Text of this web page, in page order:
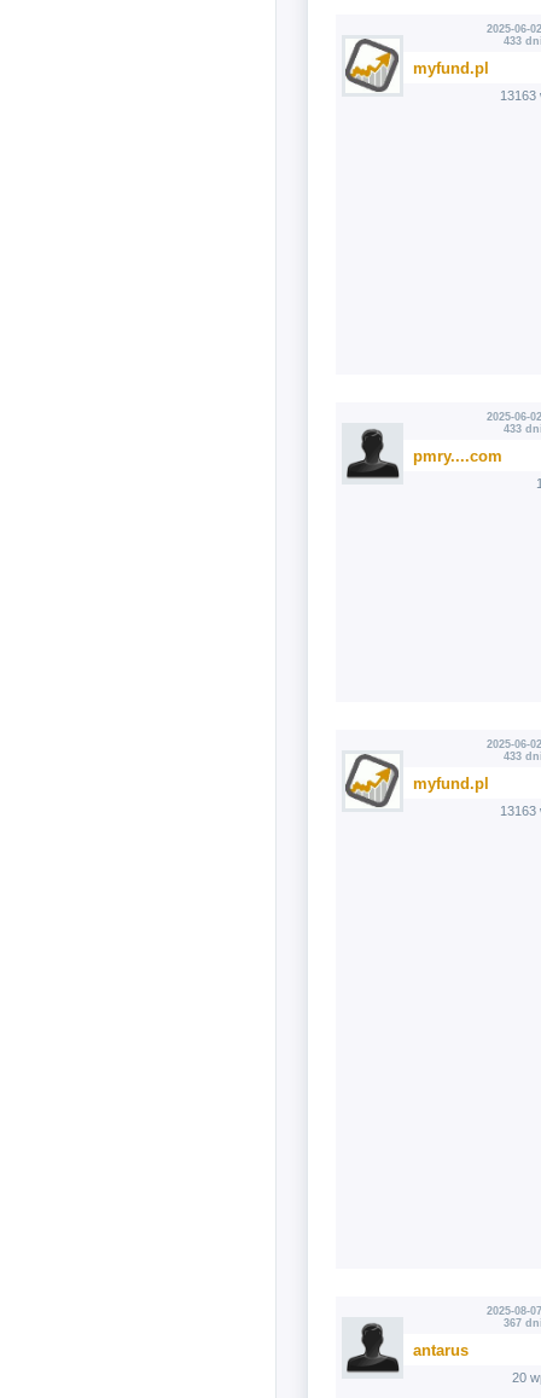
2025-06-
433
myfund.pl
13163
2025-06-
433
pmry....com
2025-06-
433
myfund.pl
13163
2025-08-
367
antarus
20